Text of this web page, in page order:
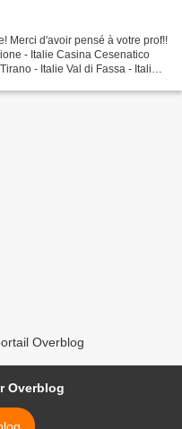
Merci d'avoir pensé à votre prof!!
- Italie Casina Cesenatico
- Italie Val di Fassa - Italie
Overblog
Overblog